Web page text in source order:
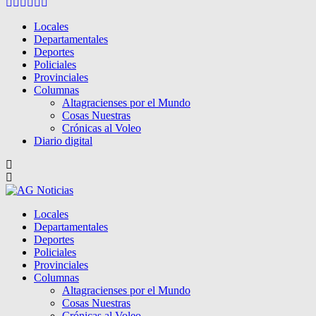
Locales
Departamentales
Deportes
Policiales
Provinciales
Columnas
Altagracienses por el Mundo
Cosas Nuestras
Crónicas al Voleo
Diario digital
Locales
Departamentales
Deportes
Policiales
Provinciales
Columnas
Altagracienses por el Mundo
Cosas Nuestras